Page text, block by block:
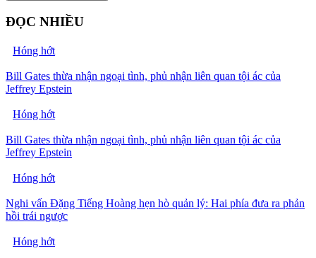
ĐỌC NHIỀU
Hóng hớt
Bill Gates thừa nhận ngoại tình, phủ nhận liên quan tội ác của
Jeffrey Epstein
Hóng hớt
Bill Gates thừa nhận ngoại tình, phủ nhận liên quan tội ác của
Jeffrey Epstein
Hóng hớt
Nghi vấn Đặng Tiếng Hoàng hẹn hò quản lý: Hai phía đưa ra phản
hồi trái ngược
Hóng hớt